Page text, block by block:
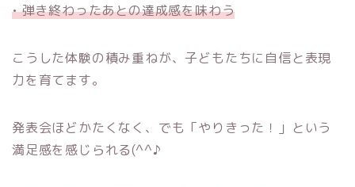
• 弾き終わったあとの達成感を味わう
こうした体験の積み重ねが、子どもたちに自信と表現
力を育てます。
発表会ほどかたくなく、でも「やりきった！」という
満足感を感じられる(^^♪